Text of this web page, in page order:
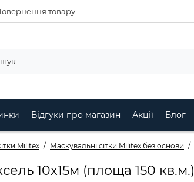
товару
Відгуки про магазин Акції Блог
Militex Маскувальні сітки Militex без основи
10х15м (площа 150 кв.м.)